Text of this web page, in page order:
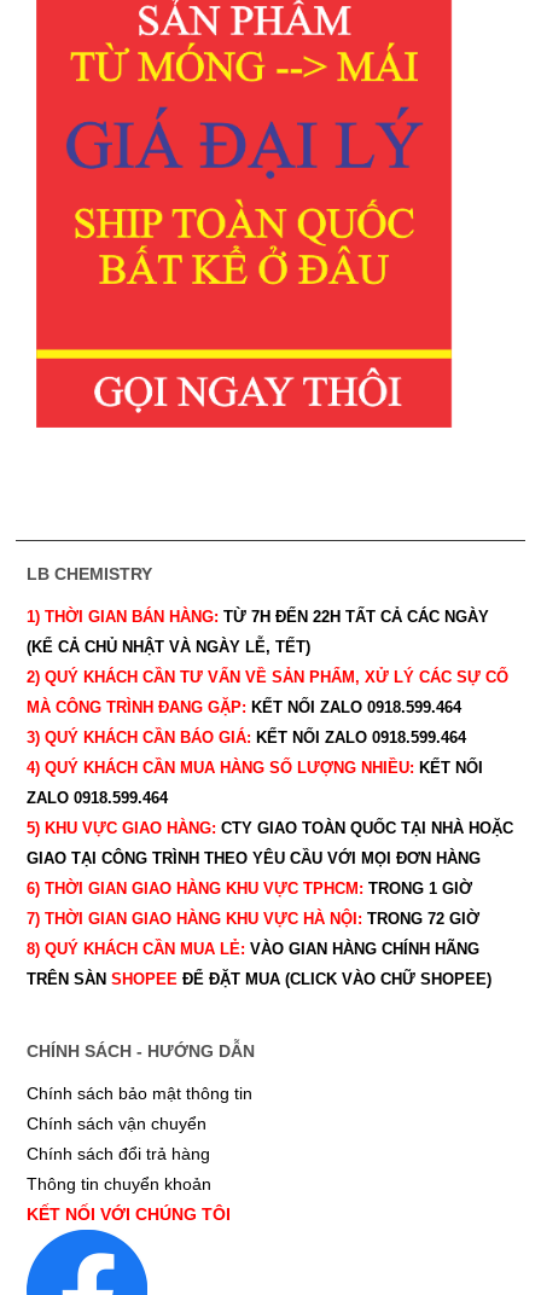
LB CHEMISTRY
1) THỜI GIAN BÁN HÀNG: TỪ 7H ĐẾN 22H TẤT CẢ CÁC NGÀY
(KỂ CẢ CHỦ NHẬT VÀ NGÀY LỄ, TẾT)
2) QUÝ KHÁCH CẦN TƯ VẤN VỀ SẢN PHẨM, XỬ LÝ CÁC SỰ CỐ
MÀ CÔNG TRÌNH ĐANG GẶP: KẾT NỐI ZALO 0918.599.464
3) QUÝ KHÁCH CẦN BÁO GIÁ: KẾT NỐI ZALO 0918.599.464
4) QUÝ KHÁCH CẦN MUA HÀNG SỐ LƯỢNG NHIỀU: KẾT NỐI
ZALO 0918.599.464
5) KHU VỰC GIAO HÀNG: CTY GIAO TOÀN QUỐC TẠI NHÀ HOẶC
GIAO TẠI CÔNG TRÌNH THEO YÊU CẦU VỚI MỌI ĐƠN HÀNG
6) THỜI GIAN GIAO HÀNG KHU VỰC TPHCM: TRONG 1 GIỜ
7) THỜI GIAN GIAO HÀNG KHU VỰC HÀ NỘI: TRONG 72 GIỜ
8) QUÝ KHÁCH CẦN MUA LẺ: VÀO GIAN HÀNG CHÍNH HÃNG
TRÊN SÀN SHOPEEĐỂ ĐẶT MUA (CLICK VÀO CHỮ SHOPEE)
CHÍNH SÁCH - HƯỚNG DẪN
Chính sách bảo mật thông tin
Chính sách vận chuyển
Chính sách đổi trả hàng
Thông tin chuyển khoản
KẾT NỐI VỚI CHÚNG TÔI